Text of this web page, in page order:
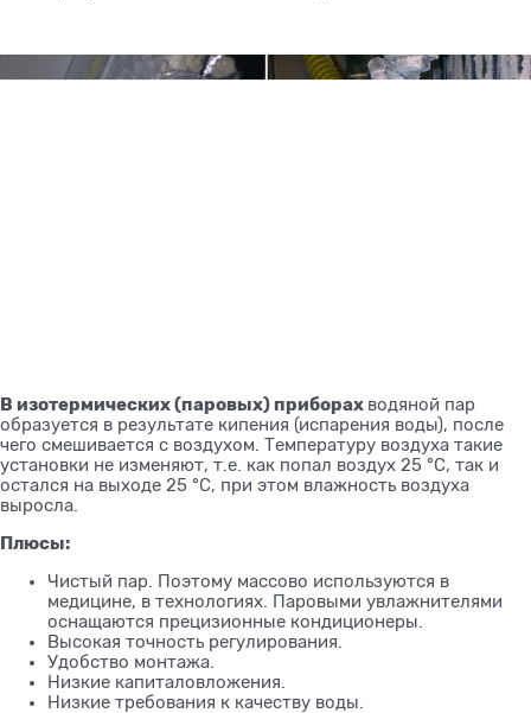
В изотермических (паровых) приборах водяной пар
образуется в результате кипения (испарения воды), после
чего смешивается с воздухом. Температуру воздуха такие
установки не изменяют, т.е. как попал воздух 25 °С, так и
остался на выходе 25 °С, при этом влажность воздуха
выросла.
Плюсы:
Чистый пар. Поэтому массово используются в
медицине, в технологиях. Паровыми увлажнителями
оснащаются прецизионные кондиционеры.
Высокая точность регулирования.
Удобство монтажа.
Низкие капиталовложения.
Низкие требования к качеству воды.